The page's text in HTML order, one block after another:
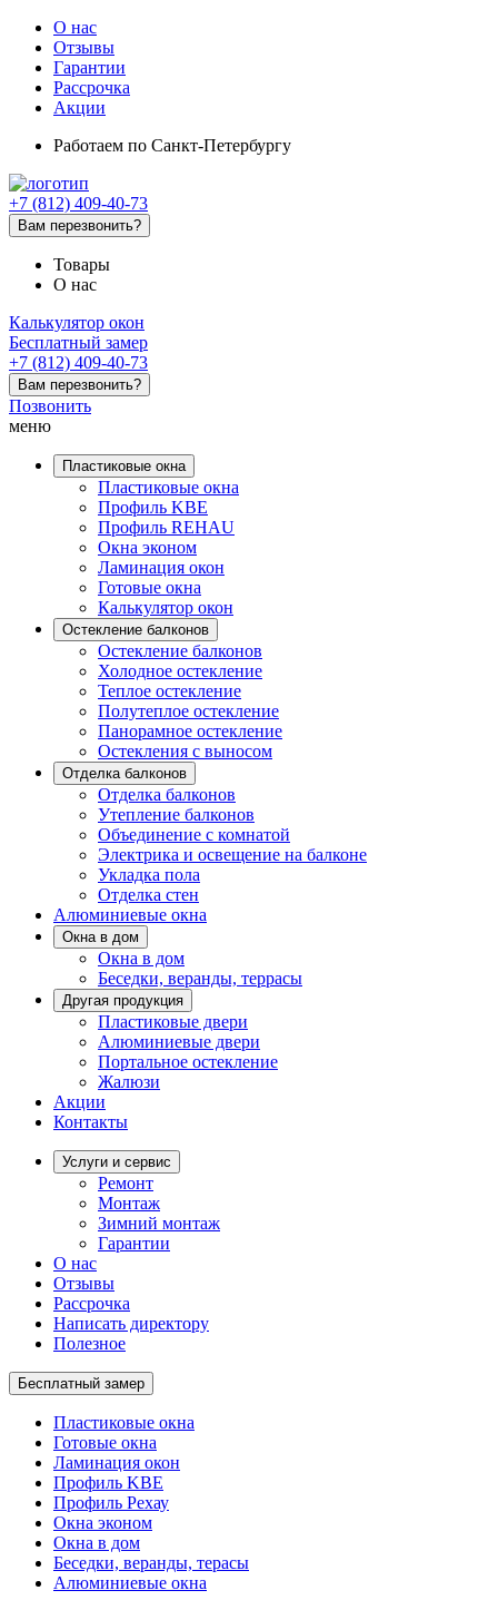
О нас
Отзывы
Гарантии
Рассрочка
Акции
Работаем по Санкт-Петербургу
+7 (812) 409-40-73
Вам перезвонить?
Товары
О нас
Калькулятор окон
Бесплатный замер
+7 (812) 409-40-73
Вам перезвонить?
Позвонить
меню
Пластиковые окна
Пластиковые окна
Профиль KBE
Профиль REHAU
Окна эконом
Ламинация окон
Готовые окна
Калькулятор окон
Остекление балконов
Остекление балконов
Холодное остекление
Теплое остекление
Полутеплое остекление
Панорамное остекление
Остекления с выносом
Отделка балконов
Отделка балконов
Утепление балконов
Объединение с комнатой
Электрика и освещение на балконе
Укладка пола
Отделка стен
Алюминиевые окна
Окна в дом
Окна в дом
Беседки, веранды, террасы
Другая продукция
Пластиковые двери
Алюминиевые двери
Портальное остекление
Жалюзи
Акции
Контакты
Услуги и сервис
Ремонт
Монтаж
Зимний монтаж
Гарантии
О нас
Отзывы
Рассрочка
Написать директору
Полезное
Бесплатный замер
Пластиковые окна
Готовые окна
Ламинация окон
Профиль KBE
Профиль Рехау
Окна эконом
Окна в дом
Беседки, веранды, терасы
Алюминиевые окна